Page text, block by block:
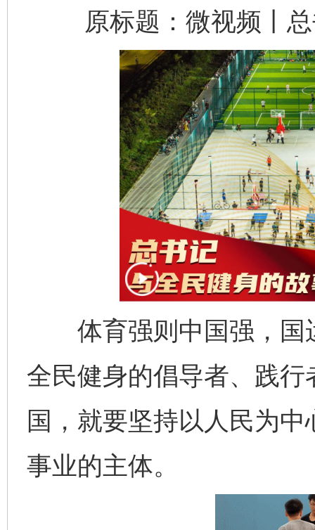
原标题：微视频丨总
体育强则中国强，国
全民健身的倡导者、践
国，就要坚持以人民为
事业的主体。